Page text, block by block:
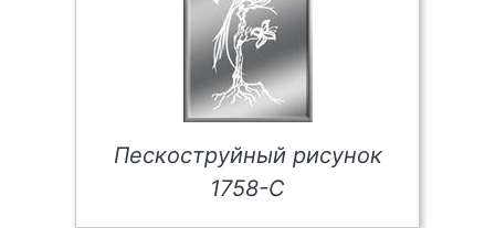
Пескоструйный рисунок
1758-С